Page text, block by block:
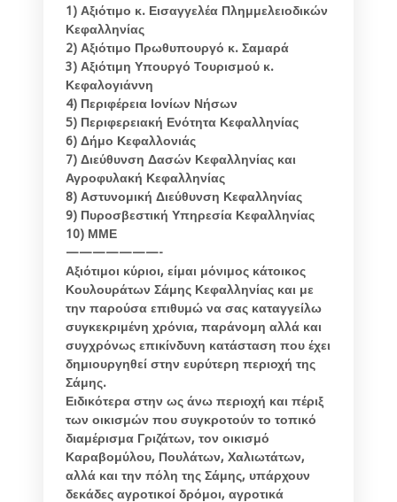
1) Αξιότιμο κ. Εισαγγελέα Πλημμελειοδικών
Κεφαλληνίας
2) Αξιότιμο Πρωθυπουργό κ. Σαμαρά
3) Αξιότιμη Υπουργό Τουρισμού κ.
Κεφαλογιάννη
4) Περιφέρεια Ιονίων Νήσων
5) Περιφερειακή Ενότητα Κεφαλληνίας
6) Δήμο Κεφαλλονιάς
7) Διεύθυνση Δασών Κεφαλληνίας και
Αγροφυλακή Κεφαλληνίας
8) Αστυνομική Διεύθυνση Κεφαλληνίας
9) Πυροσβεστική Υπηρεσία Κεφαλληνίας
10) ΜΜΕ
———————-
Αξιότιμοι κύριοι, είμαι μόνιμος κάτοικος
Κουλουράτων Σάμης Κεφαλληνίας και με
την παρούσα επιθυμώ να σας καταγγείλω
συγκεκριμένη χρόνια, παράνομη αλλά και
συγχρόνως επικίνδυνη κατάσταση που έχει
δημιουργηθεί στην ευρύτερη περιοχή της
Σάμης.
Ειδικότερα στην ως άνω περιοχή και πέριξ
των οικισμών που συγκροτούν το τοπικό
διαμέρισμα Γριζάτων, τον οικισμό
Καραβομύλου, Πουλάτων, Χαλιωτάτων,
αλλά και την πόλη της Σάμης, υπάρχουν
δεκάδες αγροτικοί δρόμοι, αγροτικά